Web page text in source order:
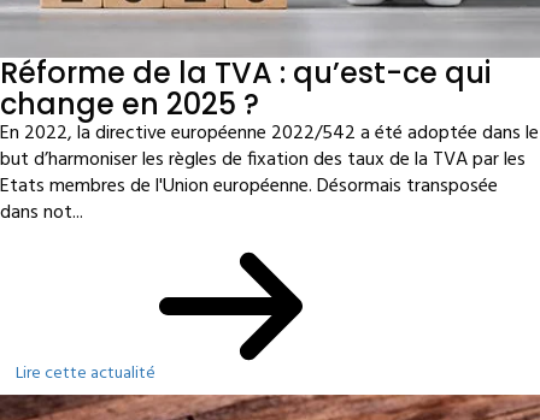
Réforme de la TVA : qu’est-ce qui
change en 2025 ?
En 2022, la directive européenne 2022/542 a été adoptée dans le
but d’harmoniser les règles de fixation des taux de la TVA par les
Etats membres de l'Union européenne. Désormais transposée
dans not...
Lire cette actualité